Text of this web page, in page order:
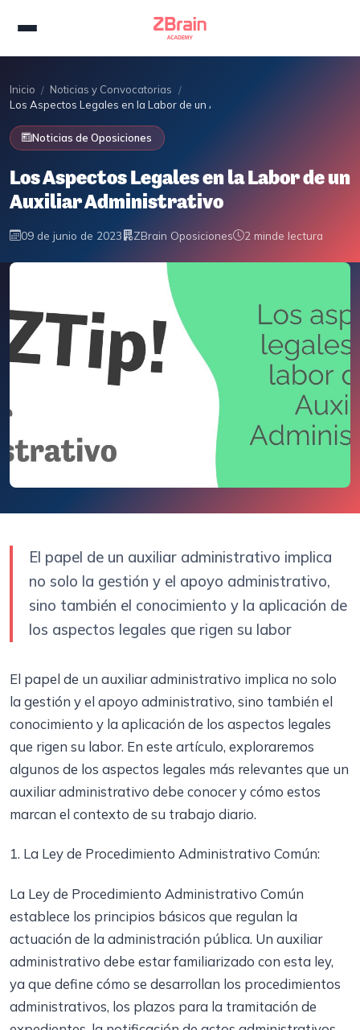
Inicio / Noticias y Convocatorias /
Los Aspectos Legales en la Labor de un Auxiliar Administrativo
Noticias de Oposiciones
Los Aspectos Legales en la Labor de un
Auxiliar Administrativo
09 de junio de 2023 ZBrain Oposiciones 2 minde lectura
El papel de un auxiliar administrativo implica
no solo la gestión y el apoyo administrativo,
sino también el conocimiento y la aplicación de
los aspectos legales que rigen su labor
El papel de un auxiliar administrativo implica no solo
la gestión y el apoyo administrativo, sino también el
conocimiento y la aplicación de los aspectos legales
que rigen su labor. En este artículo, exploraremos
algunos de los aspectos legales más relevantes que un
auxiliar administrativo debe conocer y cómo estos
marcan el contexto de su trabajo diario.
1. La Ley de Procedimiento Administrativo Común:
La Ley de Procedimiento Administrativo Común
establece los principios básicos que regulan la
actuación de la administración pública. Un auxiliar
administrativo debe estar familiarizado con esta ley,
ya que define cómo se desarrollan los procedimientos
administrativos, los plazos para la tramitación de